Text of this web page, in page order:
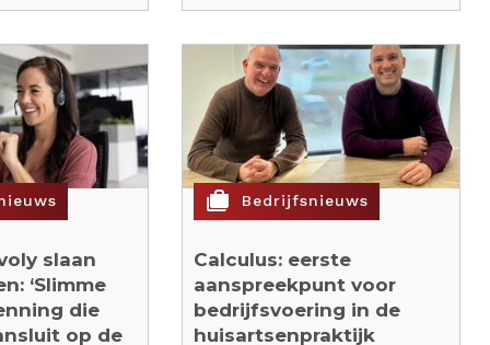
slaan
‘Slimme
die
op de
cases Bedrijfsnieuws
Calculus: eerste
aanspreekpunt voor
bedrijfsvoering in de
huisartsenpraktijk